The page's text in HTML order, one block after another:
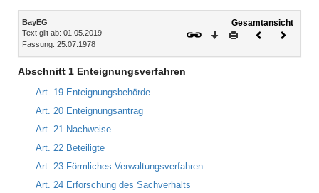
Inhalt
BayEG
Text gilt ab: 01.05.2019
Fassung: 25.07.1978
Gesamtansicht
Download
DruckenVorheriges
Abschnitt 1 Enteignungsverfahren
Art. 19 Enteignungsbehörde
Art. 20 Enteignungsantrag
Art. 21 Nachweise
Art. 22 Beteiligte
Art. 23 Förmliches Verwaltungsverfahren
Art. 24 Erforschung des Sachverhalts